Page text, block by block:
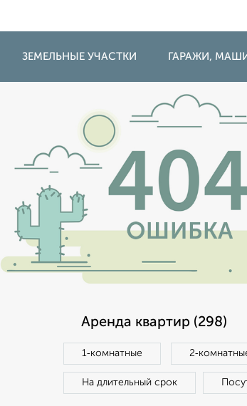
ЗЕМЕЛЬНЫЕ УЧАСТКИ ГАРАЖИ,
Аренда квартир (298)
1‑комнатные
На длительный срок